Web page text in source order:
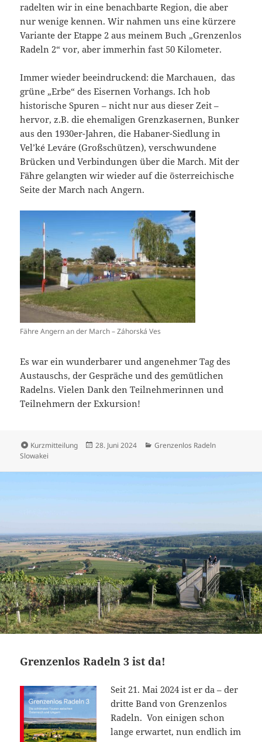
radelten wir in eine benachbarte Region, die aber
nur wenige kennen. Wir nahmen uns eine kürzere
Variante der Etappe 2 aus meinem Buch „Grenzenlos
Radeln 2“ vor, aber immerhin fast 50 Kilometer.
Immer wieder beeindruckend: die Marchauen, das
grüne „Erbe“ des Eisernen Vorhangs. Ich hob
historische Spuren – nicht nur aus dieser Zeit –
hervor, z.B. die ehemaligen Grenzkasernen, Bunker
aus den 1930er-Jahren, die Habaner-Siedlung in
Vel’ké Leváre (Großschützen), verschwundene
Brücken und Verbindungen über die March. Mit der
Fähre gelangten wir wieder auf die österreichische
Seite der March nach Angern.
Fähre Angern an der March – Záhorská Ves
Es war ein wunderbarer und angenehmer Tag des
Austauschs, der Gespräche und des gemütlichen
Radelns. Vielen Dank den Teilnehmerinnen und
Teilnehmern der Exkursion!
Format
Kurzmitteilung
Veröffentlicht
28. Juni 2024 Kategorien
Grenzenlos Radeln
Slowakei
Grenzenlos Radeln 3 ist da!
Seit 21. Mai 2024 ist er da – der
dritte Band von Grenzenlos
Radeln. Von einigen schon
lange erwartet, nun endlich im